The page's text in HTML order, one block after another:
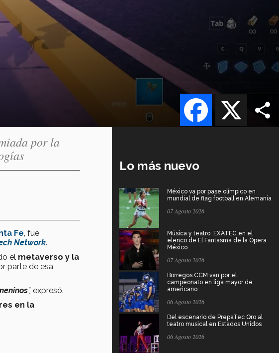
X
Facebook
por la
Fe , fue
Network.
el metaverso y la
parte de esa
”, expresó.
en la
Lo más nuevo
México va por pase olímpico en
mundial de flag football en Alemania
07 Agosto 2026
Música y teatro: EXATEC en el
elenco de El Fantasma de la Ópera
México
07 Agosto 2026
Borregos CCM van por el
campeonato en liga mayor de
americano
06 Agosto 2026
Del escenario de PrepaTec Qro al
teatro musical en Estados Unidos
06 Agosto 2026